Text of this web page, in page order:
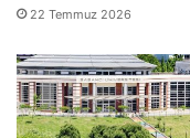
22 Temmuz 2026